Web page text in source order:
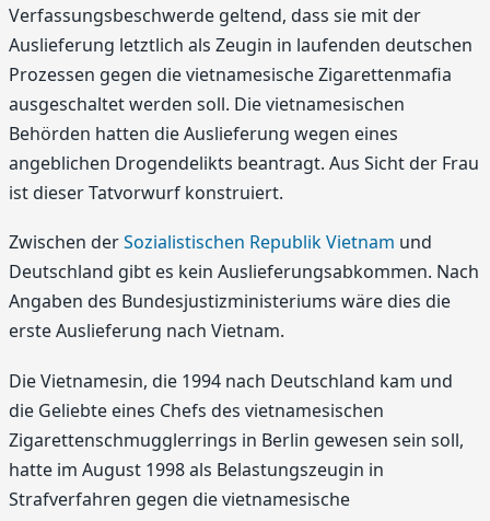
Verfassungsbeschwerde geltend, dass sie mit der
Auslieferung letztlich als Zeugin in laufenden deutschen
Prozessen gegen die vietnamesische Zigarettenmafia
ausgeschaltet werden soll. Die vietnamesischen
Behörden hatten die Auslieferung wegen eines
angeblichen Drogendelikts beantragt. Aus Sicht der Frau
ist dieser Tatvorwurf konstruiert.
Zwischen derSozialistischen Republik Vietnam und
Deutschland gibt es kein Auslieferungsabkommen. Nach
Angaben des Bundesjustizministeriums wäre dies die
erste Auslieferung nach Vietnam.
Die Vietnamesin, die 1994 nach Deutschland kam und
die Geliebte eines Chefs des vietnamesischen
Zigarettenschmugglerrings in Berlin gewesen sein soll,
hatte im August 1998 als Belastungszeugin in
Strafverfahren gegen die vietnamesische